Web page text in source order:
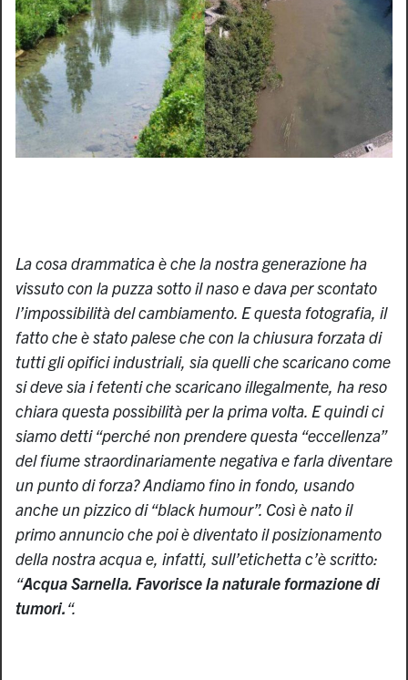
La cosa drammatica è che la nostra generazione ha
vissuto con la puzza sotto il naso e dava per scontato
l’impossibilità del cambiamento. E questa fotografia, il
fatto che è stato palese che con la chiusura forzata di
tutti gli opifici industriali, sia quelli che scaricano come
si deve sia i fetenti che scaricano illegalmente, ha reso
chiara questa possibilità per la prima volta. E quindi ci
siamo detti “perché non prendere questa “eccellenza”
del fiume straordinariamente negativa e farla diventare
un punto di forza? Andiamo fino in fondo, usando
anche un pizzico di “black humour”. Così è nato il
primo annuncio che poi è diventato il posizionamento
della nostra acqua e, infatti, sull’etichetta c’è scritto:
“Acqua Sarnella. Favorisce la naturale formazione di
tumori.“.